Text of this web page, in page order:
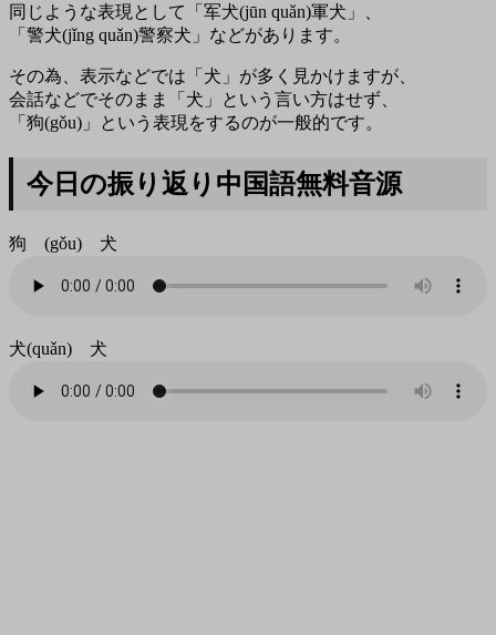
同じような表現として「军犬(jūn quǎn)軍犬」、
「警犬(jǐng quǎn)警察犬」などがあります。
その為、表示などでは「犬」が多く見かけますが、
会話などでそのまま「犬」という言い方はせず、
「狗(gǒu)」という表現をするのが一般的です。
今日の振り返り中国語無料音源
狗 (gǒu) 犬
犬(quǎn) 犬